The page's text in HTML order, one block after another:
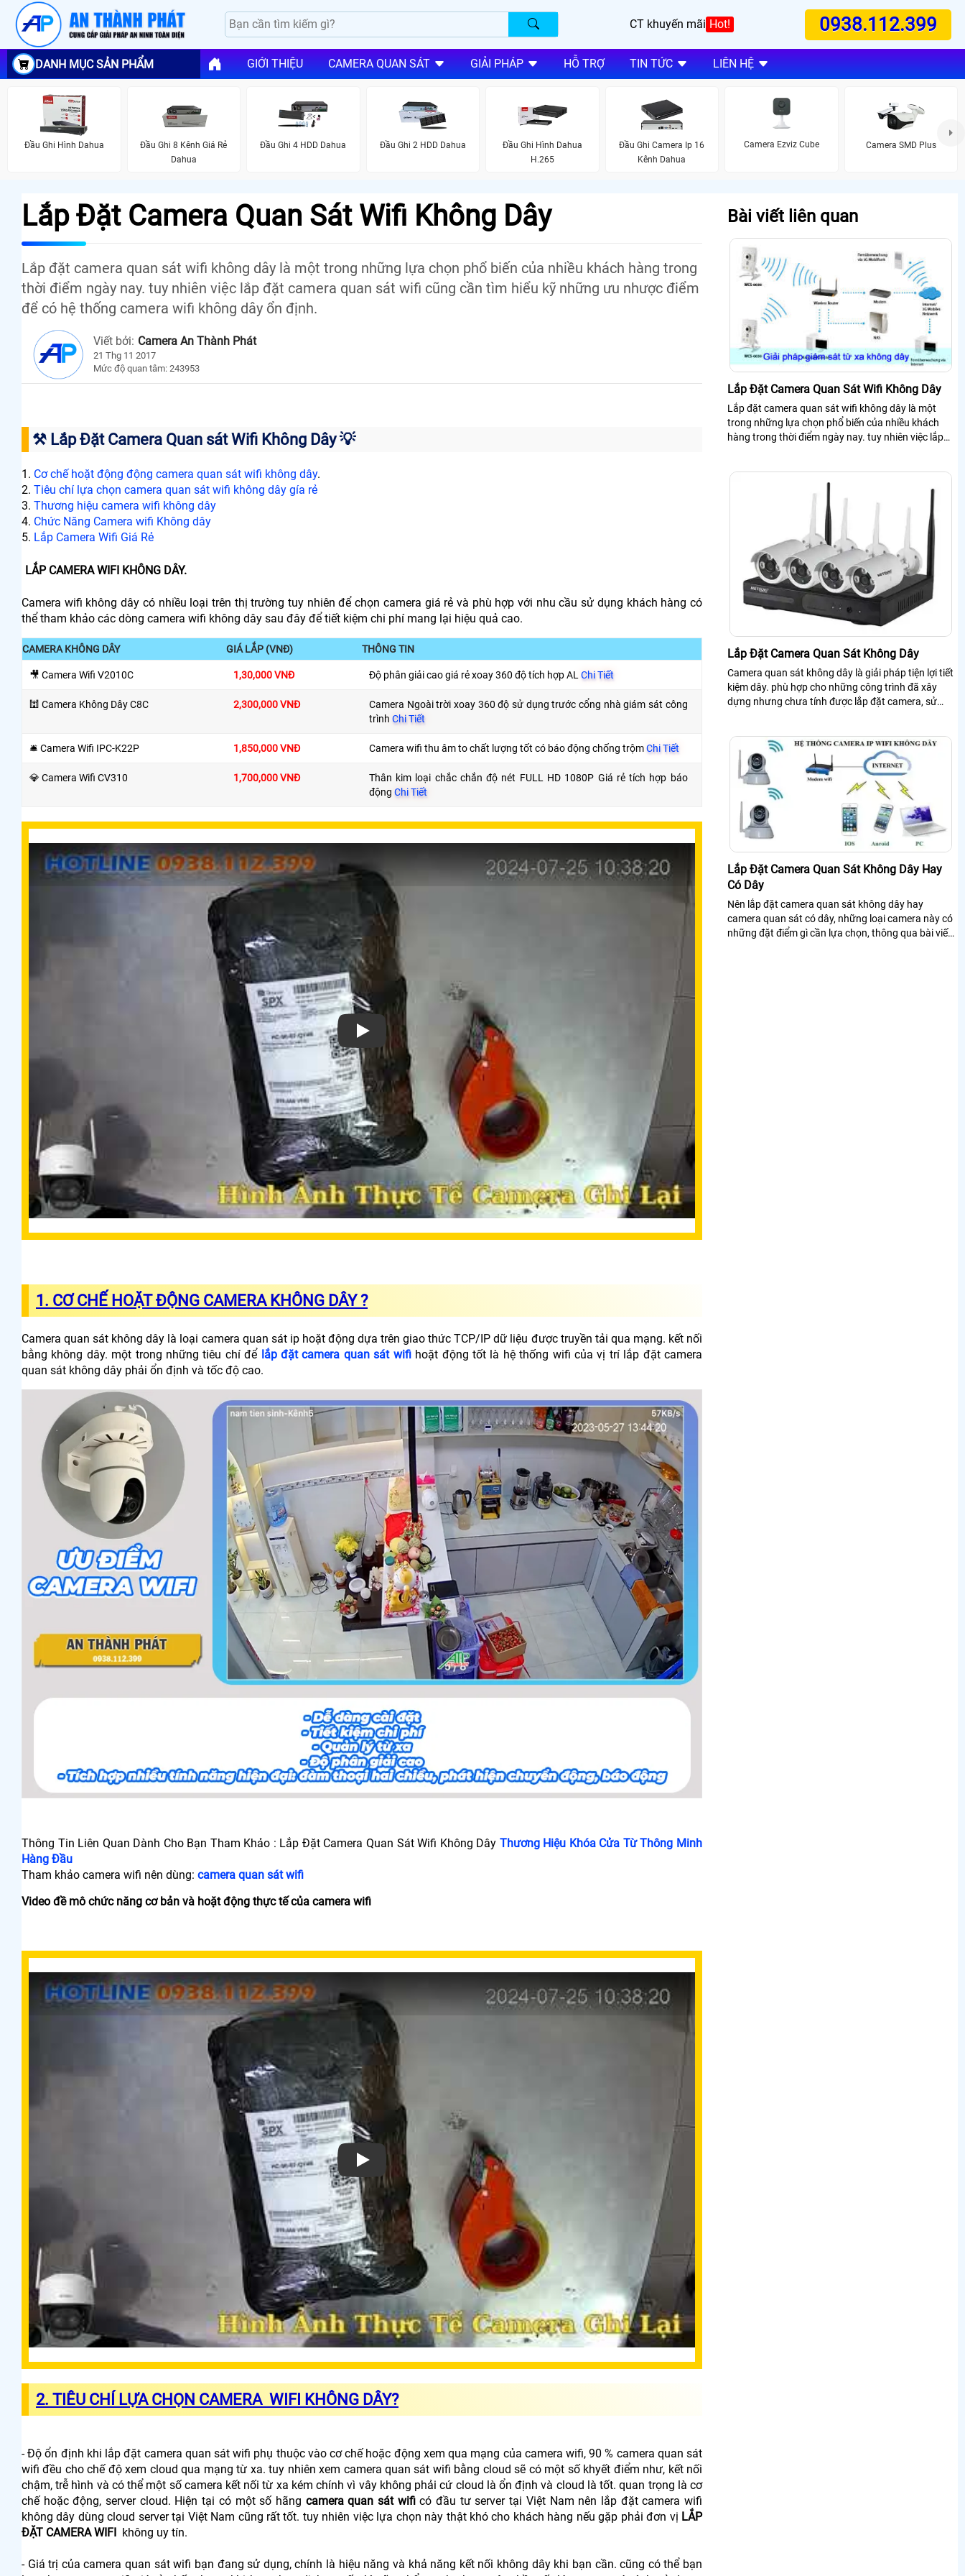
CT khuyến mãi Hot! 0938.112.399
DANH MỤC SẢN PHẨM GIỚI THIỆU CAMERA QUAN SÁT GIẢI PHÁP HỖ TRỢ TIN TỨC LIÊN HỆ
Đầu Ghi Hình Dahua
Đầu Ghi 8 Kênh Giá Rẻ
Dahua
Đầu Ghi 4 HDD Dahua Đầu Ghi 2 HDD Dahua
Đầu Ghi Hình Dahua
H.265
Đầu Ghi Camera Ip 16
Kênh Dahua
Camera Ezviz Cube Camera SMD Plus
Lắp Đặt Camera Quan Sát Wifi Không Dây
Lắp đặt camera quan sát wifi không dây là một trong những lựa chọn phổ biến của nhiều khách hàng trong
thời điểm ngày nay. tuy nhiên việc lắp đặt camera quan sát wifi cũng cần tìm hiểu kỹ những ưu nhược điểm
để có hệ thống camera wifi không dây ổn định.
Viết bởi: Camera An Thành Phát
21 Thg 11 2017
Mức độ quan tâm: 243953
⚒ Lắp Đặt Camera Quan sát Wifi Không Dây 💡
1. Cơ chế hoặt động động camera quan sát wifi không dây.
2. Tiêu chí lựa chọn camera quan sát wifi không dây gía rẻ
3. Thương hiệu camera wifi không dây
4. Chức Năng Camera wifi Không dây
5. Lắp Camera Wifi Giá Rẻ
LẮP CAMERA WIFI KHÔNG DÂY.
Camera wifi không dây có nhiều loại trên thị trường tuy nhiên để chọn camera giá rẻ và phù hợp với nhu cầu sử dụng khách hàng có
thể tham khảo các dòng camera wifi không dây sau đây để tiết kiệm chi phí mang lại hiệu quả cao.
CAMERA KHÔNG DÂY GIÁ LẮP (VNĐ) THÔNG TIN
🎥 Camera Wifi V2010C 1,30,000 VNĐ Độ phân giải cao giá rẻ xoay 360 độ tích hợp AL Chi Tiết
🕍 Camera Không Dây C8C 2,300,000 VNĐ
Camera Ngoài trời xoay 360 độ sử dụng trước cổng nhà giám sát công
trình Chi Tiết
🛎 Camera Wifi IPC-K22P 1,850,000 VNĐ Camera wifi thu âm to chất lượng tốt có báo động chống trộmChi Tiết
💎 Camera Wifi CV310 1,700,000 VNĐ
Thân kim loại chắc chắn độ nét FULL HD 1080P Giá rẻ tích hợp báo
động Chi Tiết
Xem video Lắp Đặt Camera Quan Sát Wifi Không Dây
1. CƠ CHẾ HOẶT ĐỘNG CAMERA KHÔNG DÂY ?
Camera quan sát không dây là loại camera quan sát ip hoặt động dựa trên giao thức TCP/IP dữ liệu được truyền tải qua mạng. kết nối
bằng không dây. một trong những tiêu chí để lắp đặt camera quan sát wifihoặt động tốt là hệ thống wifi của vị trí lắp đặt camera
quan sát không dây phải ổn định và tốc độ cao.
Thông Tin Liên Quan Dành Cho Bạn Tham Khảo : Lắp Đặt Camera Quan Sát Wifi Không Dây Thương Hiệu Khóa Cửa Từ Thông Minh
Hàng Đầu
Tham khảo camera wifi nên dùng: camera quan sát wifi
Video đề mô chức năng cơ bản và hoặt động thực tế của camera wifi
Xem video Lắp Đặt Camera Quan Sát Wifi Không Dây
2. TIÊU CHÍ LỰA CHỌN CAMERA WIFI KHÔNG DÂY?
- Độ ổn định khi lắp đặt camera quan sát wifi phụ thuộc vào cơ chế hoặc động xem qua mạng của camera wifi, 90 % camera quan sát
wifi đều cho chế độ xem cloud qua mạng từ xa. tuy nhiên xem camera quan sát wifi bằng cloud sẽ có một số khyết điểm như, kết nối
chậm, trễ hình và có thể một số camera kết nối từ xa kém chính vì vây không phải cứ cloud là ổn định và cloud là tốt. quan trọng là cơ
chế hoặc động, server cloud. Hiện tại có một số hãng camera quan sát wificó đầu tư server tại Việt Nam nên lắp đặt camera wifi
không dây dùng cloud server tại Việt Nam cũng rất tốt. tuy nhiên việc lựa chọn này thật khó cho khách hàng nếu gặp phải đơn vị LẮP
ĐẶT CAMERA WIFI
không uy tín.
- Giá trị của camera quan sát wifi bạn đang sử dụng, chính là hiệu năng và khả năng kết nối không dây khi bạn cần. cũng có thể bạn
Bài viết liên quan
Lắp Đặt Camera Quan Sát Wifi Không Dây
Lắp đặt camera quan sát wifi không dây là một
trong những lựa chọn phổ biến của nhiều khách
hàng trong thời điểm ngày nay. tuy nhiên việc lắp
không dây ổn định
Lắp Đặt Camera Quan Sát Không Dây
Camera quan sát không dây là giải pháp tiện lợi tiết
kiệm dây. phù hợp cho những công trình đã xây
dựng nhưng chưa tính được lắp đặt camera, sử
Lắp Đặt Camera Quan Sát Không Dây Hay
Có Dây
Nên lắp đặt camera quan sát không dây hay
camera quan sát có dây, những loại camera này có
những đặt điểm gì cần lựa chọn, thông qua bài viết